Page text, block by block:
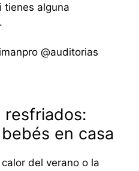
tienes alguna
@auditorias
resfriados:
en casa
del verano o la